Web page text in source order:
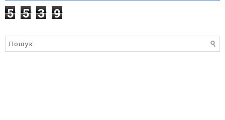
5 5 3 9